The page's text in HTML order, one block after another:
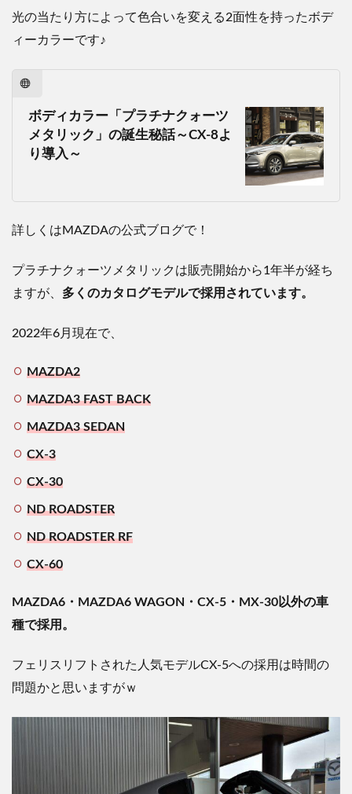
光の当たり方によって色合いを変える2面性を持ったボデ
ィーカラーです♪
ボディカラー「プラチナクォーツ
メタリック」の誕生秘話～CX-8よ
り導入～
詳しくはMAZDAの公式ブログで！
プラチナクォーツメタリックは販売開始から1年半が経ち
ますが、 多くのカタログモデルで採用されています。
2022年6月現在で、
MAZDA2
MAZDA3 FAST BACK
MAZDA3 SEDAN
CX-3
CX-30
ND ROADSTER
ND ROADSTER RF
CX-60
MAZDA6・MAZDA6 WAGON・CX-5・MX-30以外の車
種で採用。
フェリスリフトされた人気モデルCX-5への採用は時間の
問題かと思いますがｗ